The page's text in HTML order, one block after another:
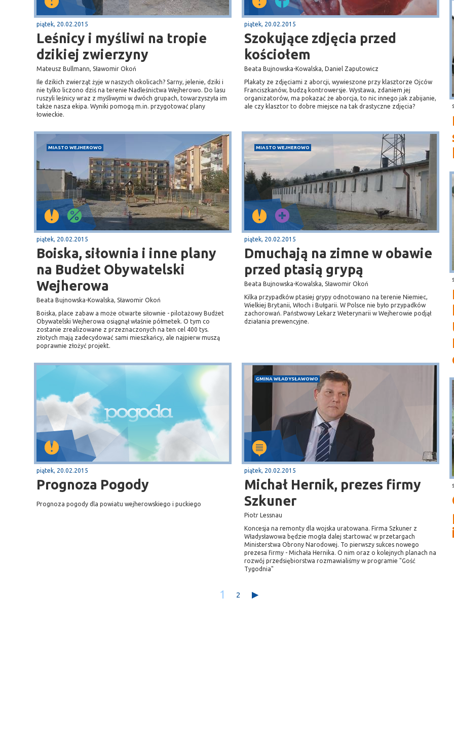
piątek, 20.02.2015
Leśnicy i myśliwi na tropie
dzikiej zwierzyny
Mateusz Bullmann, Sławomir Okoń
Ile dzikich zwierząt żyje w naszych okolicach? Sarny, jelenie, dziki i
nie tylko liczono dziś na terenie Nadleśnictwa Wejherowo. Do lasu
ruszyli leśnicy wraz z myśliwymi w dwóch grupach, towarzyszyła im
także nasza ekipa. Wyniki pomogą m.in. przygotować plany
łowieckie.
piątek, 20.02.2015
Szokujące zdjęcia przed
kościołem
Beata Bujnowska-Kowalska, Daniel Zaputowicz
Plakaty ze zdjęciami z aborcji, wywieszone przy klasztorze Ojców
Franciszkanów, budzą kontrowersje. Wystawa, zdaniem jej
organizatorów, ma pokazać że aborcja, to nic innego jak zabijanie,
ale czy klasztor to dobre miejsce na tak drastyczne zdjęcia?
MIASTO WEJHEROWO
piątek, 20.02.2015
Boiska, siłownia i inne plany
na Budżet Obywatelski
Wejherowa
Beata Bujnowska-Kowalska, Sławomir Okoń
Boiska, place zabaw a może otwarte siłownie - pilotażowy Budżet
Obywatelski Wejherowa osiągnął właśnie półmetek. O tym co
zostanie zrealizowane z przeznaczonych na ten cel 400 tys.
złotych mają zadecydować sami mieszkańcy, ale najpierw muszą
poprawnie złożyć projekt.
MIASTO WEJHEROWO
piątek, 20.02.2015
Dmuchają na zimne w obawie
przed ptasią grypą
Beata Bujnowska-Kowalska, Sławomir Okoń
Kilka przypadków ptasiej grypy odnotowano na terenie Niemiec,
Wielkiej Brytanii, Włoch i Bułgarii. W Polsce nie było przypadków
zachorowań. Państwowy Lekarz Weterynarii w Wejherowie podjął
działania prewencyjne.
piątek, 20.02.2015
Prognoza Pogody
Prognoza pogody dla powiatu wejherowskiego i puckiego
GMINA WŁADYSŁAWOWO
piątek, 20.02.2015
Michał Hernik, prezes firmy
Szkuner
Piotr Lessnau
Koncesja na remonty dla wojska uratowana. Firma Szkuner z
Władysławowa będzie mogła dalej startować w przetargach
Ministerstwa Obrony Narodowej. To pierwszy sukces nowego
prezesa firmy - Michała Hernika. O nim oraz o kolejnych planach na
rozwój przedsiębiorstwa rozmawialiśmy w programie "Gość
Tygodnia"
1 2